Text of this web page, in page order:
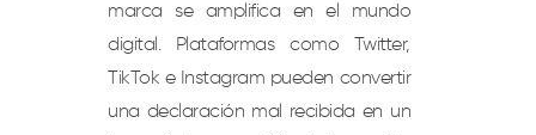
marca se amplifica en el mundo
digital. Plataformas como Twitter,
TikTok e Instagram pueden convertir
una declaración mal recibida en un